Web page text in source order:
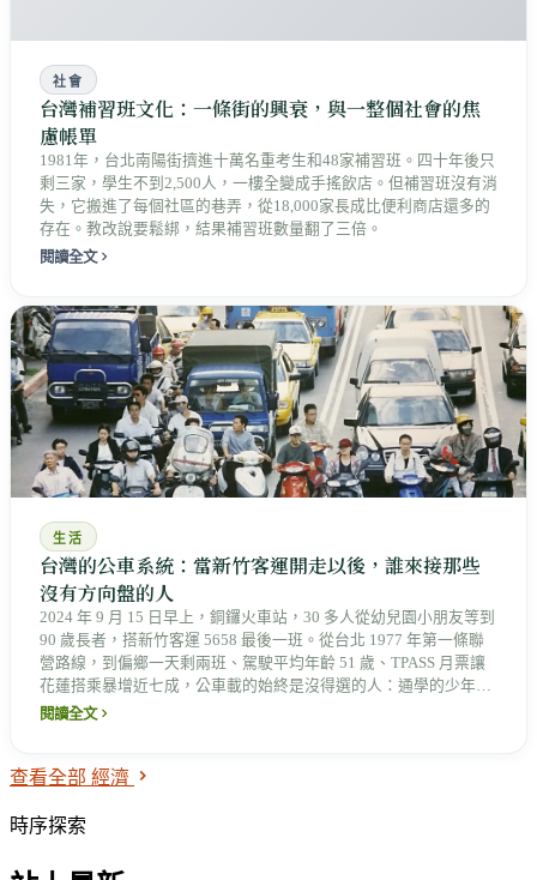
社會
台灣補習班文化：一條街的興衰，與一整個社會的焦
慮帳單
1981年，台北南陽街擠進十萬名重考生和48家補習班。四十年後只
剩三家，學生不到2,500人，一樓全變成手搖飲店。但補習班沒有消
失，它搬進了每個社區的巷弄，從18,000家長成比便利商店還多的
存在。教改說要鬆綁，結果補習班數量翻了三倍。
閱讀全文
生活
台灣的公車系統：當新竹客運開走以後，誰來接那些
沒有方向盤的人
2024 年 9 月 15 日早上，銅鑼火車站，30 多人從幼兒園小朋友等到
90 歲長者，搭新竹客運 5658 最後一班。從台北 1977 年第一條聯
營路線，到偏鄉一天剩兩班、駕駛平均年齡 51 歲、TPASS 月票讓
花蓮搭乘暴增近七成，公車載的始終是沒得選的人：通學的少年、
不開車的長者、無車的家庭，而它正從這些人腳下被一條一條抽
閱讀全文
查看全部 經濟
時序探索